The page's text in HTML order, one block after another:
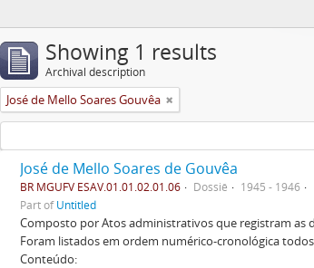
Showing 1 results
Archival description
José de Mello Soares Gouvêa
José de Mello Soares de Gouvêa
BR MGUFV ESAV.01.01.02.01.06 Dossiê
1945 - 1946
Part ofUntitled
Composto por Atos administrativos que registram as
Foram listados em ordem numérico-cronológica
Conteúdo: